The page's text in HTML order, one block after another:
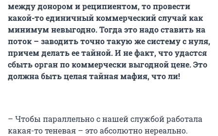
между донором и реципиентом, то провести
какой-то единичный коммерческий случай как
минимум невыгодно. Тогда это надо ставить на
поток – заводить точно такую же систему с нуля,
причем делать ее тайной. И не факт, что удастся
сбыть орган по коммерчески выгодной цене. Это
должна быть целая тайная мафия, что ли!
– Чтобы параллельно с нашей службой работала
какая-то теневая – это абсолютно нереально.